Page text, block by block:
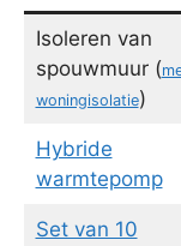
Isoleren van
spouwmuur (
woningisolatie)
Hybride
warmtepomp
Set van 10